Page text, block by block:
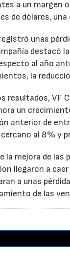
a un margen
de dólares,
unas
destacó
al año
la
resultados, VF
un
anterior de
al 8% y
la mejora de
llegaron a
a unas
de las